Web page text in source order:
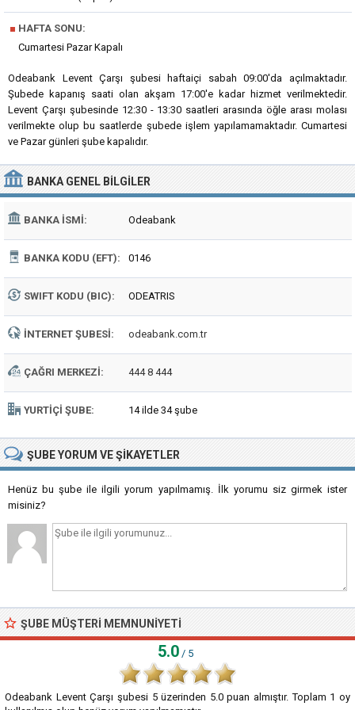
■ HAFTA SONU:
Cumartesi Pazar Kapalı
Odeabank Levent Çarşı şubesi haftaiçi sabah 09:00'da açılmaktadır.
Şubede kapanış saati olan akşam 17:00'e kadar hizmet verilmektedir.
Levent Çarşı şubesinde 12:30 - 13:30 saatleri arasında öğle arası molası
verilmekte olup bu saatlerde şubede işlem yapılamamaktadır. Cumartesi
ve Pazar günleri şube kapalıdır.
BANKA GENEL BILGILER
BANKA İSMI: Odeabank
BANKA KODU (EFT): 0146
SWIFT KODU (BIC): ODEATRIS
İNTERNET ŞUBESI: odeabank.com.tr
ÇAĞRI MERKEZI: 444 8 444
YURTIÇI ŞUBE: 14 ilde 34 şube
ŞUBEYORUM VE ŞIKAYETLER
Henüz bu şube ile ilgili yorum yapılmamış. İlk yorumu siz girmek ister
misiniz?
ŞUBE MÜŞTERI MEMNUNIYETI
5.0 / 5
Odeabank Levent Çarşı şubesi 5üzerinden 5.0puan almıştır. Toplam 1 oy